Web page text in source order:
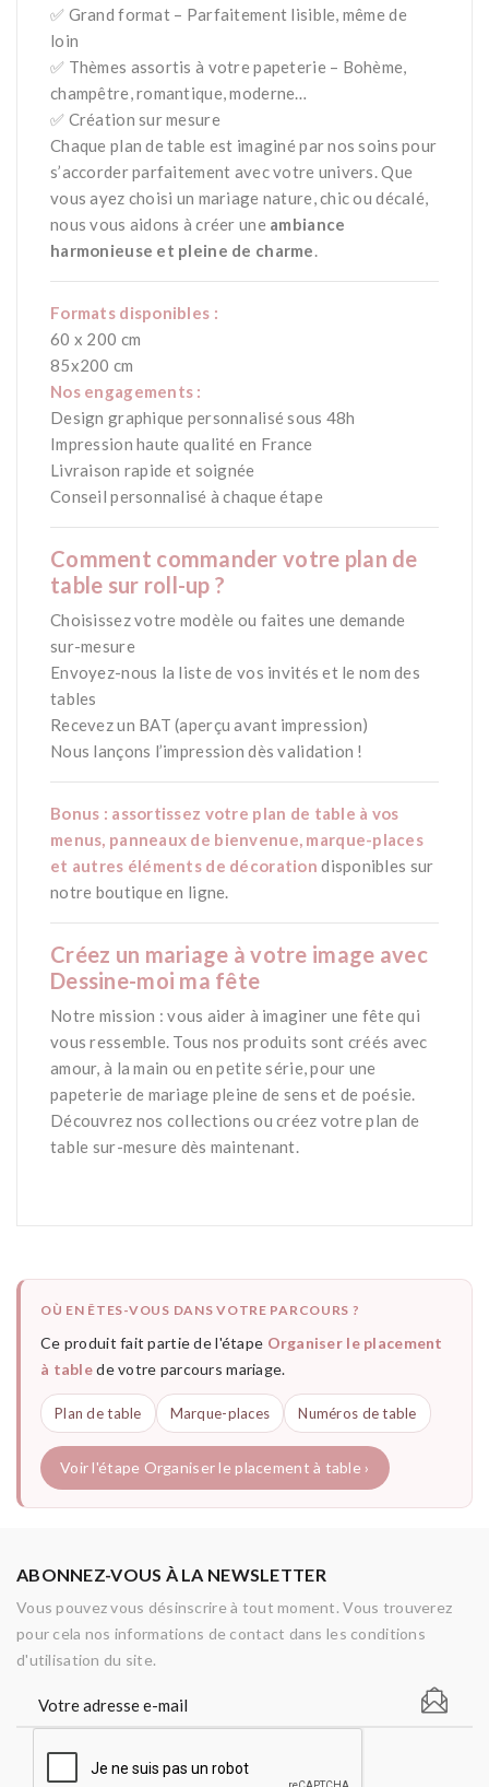
✅ Grand format – Parfaitement lisible, même de
loin
✅ Thèmes assortis à votre papeterie – Bohème,
champêtre, romantique, moderne…
✅ Création sur mesure
Chaque plan de table est imaginé par nos soins pour
s’accorder parfaitement avec votre univers. Que
vous ayez choisi un mariage nature, chic ou décalé,
nous vous aidons à créer une ambiance
harmonieuse et pleine de charme.
Formats disponibles :
60 x 200 cm
85x200 cm
Nos engagements :
Design graphique personnalisé sous 48h
Impression haute qualité en France
Livraison rapide et soignée
Conseil personnalisé à chaque étape
Comment commander votre plan de
table sur roll-up ?
Choisissez votre modèle ou faites une demande
sur-mesure
Envoyez-nous la liste de vos invités et le nom des
tables
Recevez un BAT (aperçu avant impression)
Nous lançons l’impression dès validation !
Bonus : assortissez votre plan de table à vos
menus, panneaux de bienvenue, marque-places
et autres éléments de décoration disponibles sur
notre boutique en ligne.
Créez un mariage à votre image avec
Dessine-moi ma fête
Notre mission : vous aider à imaginer une fête qui
vous ressemble. Tous nos produits sont créés avec
amour, à la main ou en petite série, pour une
papeterie de mariage pleine de sens et de poésie.
Découvrez nos collections ou créez votre plan de
table sur-mesure dès maintenant.
OÙ EN ÊTES-VOUS DANS VOTRE PARCOURS ?
Ce produit fait partie de l'étape Organiser le placement
à tablede votre parcours mariage.
Plan de table Marque-places Numéros de table
Voir l'étape Organiser le placement à table ›
ABONNEZ-VOUS À LA NEWSLETTER
Vous pouvez vous désinscrire à tout moment. Vous trouverez
pour cela nos informations de contact dans les conditions
d'utilisation du site.